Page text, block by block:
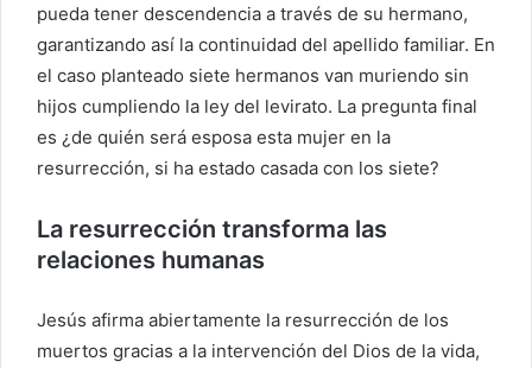
pueda tener descendencia a través de su hermano,
garantizando así la continuidad del apellido familiar. En
el caso planteado siete hermanos van muriendo sin
hijos cumpliendo la ley del levirato. La pregunta final
es ¿de quién será esposa esta mujer en la
resurrección, si ha estado casada con los siete?
La resurrección transforma las
relaciones humanas
Jesús afirma abiertamente la resurrección de los
muertos gracias a la intervención del Dios de la vida,